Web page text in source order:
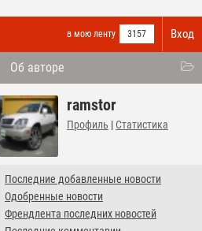
Вход
в мою ленту 3157
Об авторе
ramstor
Профиль | Статистика
Последние добавленные новости
Одобренные новости
Френдлента последних новостей